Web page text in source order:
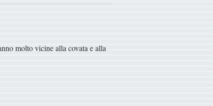
molto vicine alla covata e alla